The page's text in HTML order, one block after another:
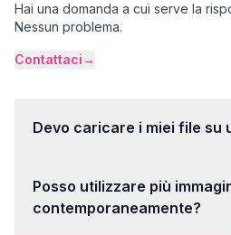
Hai una domanda a cui serve la
Nessun problema.
Contattaci→
Devo caricare i miei file su
Posso utilizzare più
contemporaneamente?